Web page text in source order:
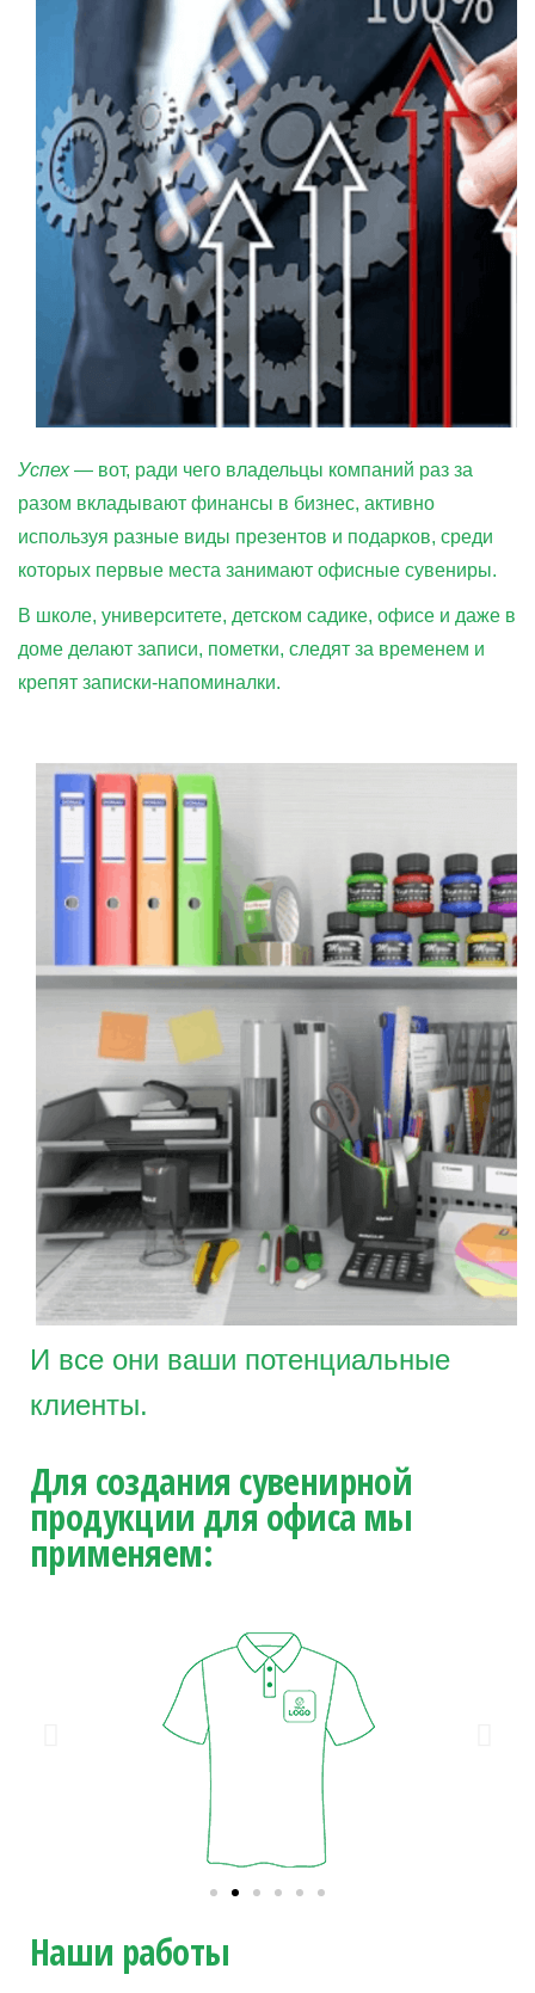
Успех— вот, ради чего владельцы компаний раз за
разом вкладывают финансы в бизнес, активно
используя разные виды презентов и подарков, среди
которых первые места занимают офисные сувениры.
В школе, университете, детском садике, офисе и даже в
доме делают записи, пометки, следят за временем и
крепят записки-напоминалки.
И все они ваши потенциальные
клиенты.
Для создания сувенирной
продукции для офиса мы
применяем:
Наши работы